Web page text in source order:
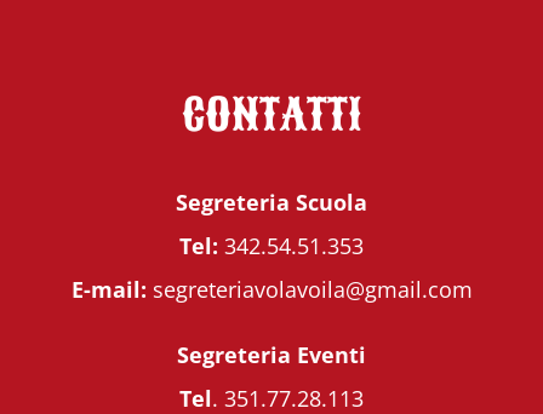
CONTATTI
Segreteria Scuola
Tel: 342.54.51.353
E-mail: segreteriavolavoila@gmail.com
Segreteria Eventi
Tel. 351.77.28.113